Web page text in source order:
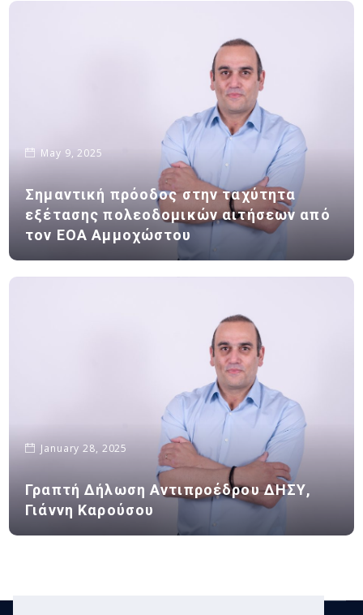
May 9, 2025
Σημαντική πρόοδος στην ταχύτητα
εξέτασης πολεοδομικών αιτήσεων από
τον ΕΟΑ Αμμοχώστου
January 28, 2025
Γραπτή Δήλωση Αντιπροέδρου ΔΗΣΥ,
Γιάννη Καρούσου